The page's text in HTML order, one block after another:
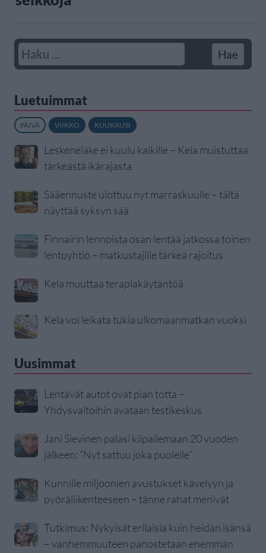
Luetuimmat
PÄIVÄ VIIKKO KUUKAUSI
Leskeneläke ei kuulu kaikille – Kela muistuttaa
tärkeästä ikärajasta
Sääennuste ulottuu nyt marraskuulle – tältä
näyttää syksyn sää
Finnairin lennoista osan lentää jatkossa toinen
lentoyhtiö – matkustajille tärkeä rajoitus
Kela muuttaa terapiakäytäntöä
Kela voi leikata tukia ulkomaanmatkan vuoksi
Uusimmat
Lentävät autot ovat pian totta –
Yhdysvaltoihin avataan testikeskus
Jani Sievinen palasi kilpailemaan 20 vuoden
jälkeen: ”Nyt sattuu joka puolelle”
Kunnille miljoonien avustukset kävelyyn ja
pyöräliikenteeseen – tänne rahat menivät
Tutkimus: Nykyisät erilaisia kuin heidän isänsä
– vanhemmuuteen panostetaan enemmän